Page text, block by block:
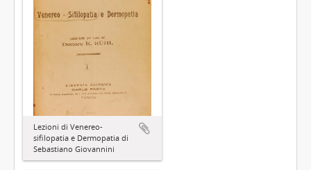
Lezioni di Venereo-
sifilopatia e Dermopatia di
Sebastiano Giovannini